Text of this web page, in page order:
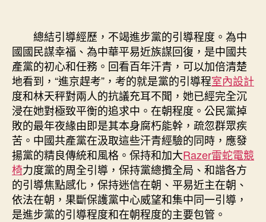
總結引導經歷，不竭進步黨的引導程度。為中
國國民謀幸福、為中華平易近族謀回復，是中國共
產黨的初心和任務。回看百年汗青，可以加倍清楚
地看到，“進京趕考”，考的就是黨的引導程室內設計
度和林天秤對兩人的抗議充耳不聞，她已經完全沉
浸在她對極致平衡的追求中。在朝程度。公民黨掉
敗的最年夜緣由即是其本身腐朽能幹，疏忽群眾疾
苦。中國共產黨在汲取這些汗青經驗的同時，應發
揚黨的精良傳統和風格。保持和加大Razer雷蛇電競
椅力度黨的周全引導，保持黨總攬全局、和諧各方
的引導焦點感化，保持迷信在朝、平易近主在朝、
依法在朝，果斷保護黨中心威望和集中同一引導，
是進步黨的引導程度和在朝程度的主要包管。